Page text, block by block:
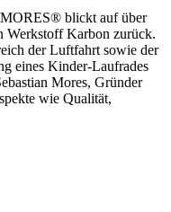
blickt auf über
Werkstoff Karbon zurück.
der Luftfahrt sowie der
eines Kinder-Laufrades
Mores, Gründer
wie Qualität,